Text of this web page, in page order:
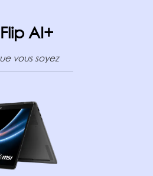
AI+
vous soyez